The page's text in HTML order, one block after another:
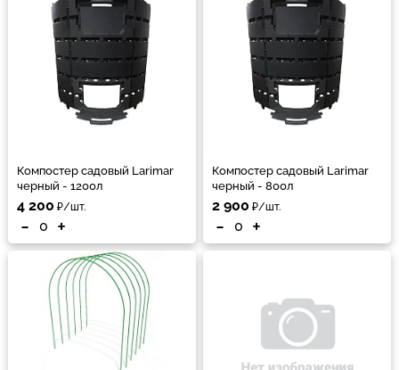
Компостер садовый Larimar
черный - 1200л
4 200 ₽/шт.
- +
Компостер садовый Larimar
черный - 800л
2 900 ₽/шт.
- +